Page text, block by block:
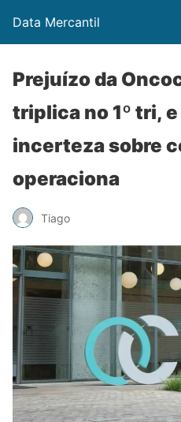
Data Mercantil
Prejuízo da
triplica no 1º tri,
incerteza sobre
operaciona
Tiago